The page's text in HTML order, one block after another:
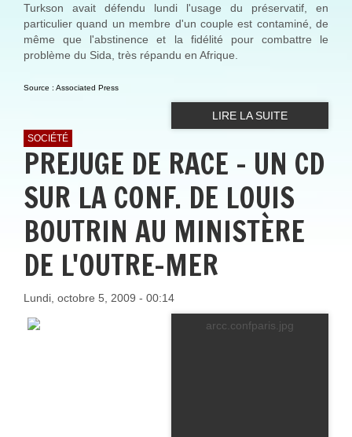
Turkson avait défendu lundi l'usage du préservatif, en
particulier quand un membre d'un couple est contaminé, de
même que l'abstinence et la fidélité pour combattre le
problème du Sida, très répandu en Afrique.
Source : Associated Press
LIRE LA SUITE
SOCIÉTÉ
PREJUGE DE RACE - UN CD
SUR LA CONF. DE LOUIS
BOUTRIN AU MINISTÈRE
DE L'OUTRE-MER
Lundi, octobre 5, 2009 - 00:14